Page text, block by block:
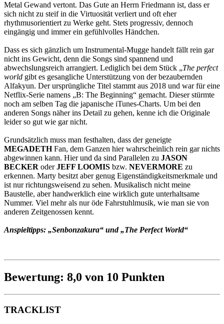
Metal Gewand vertont. Das Gute an Herrn Friedmann ist, dass er
sich nicht zu steif in die Virtuosität verliert und oft eher
rhythmusorientiert zu Werke geht. Stets progressiv, dennoch
eingängig und immer ein gefühlvolles Händchen.
Dass es sich gänzlich um Instrumental-Mugge handelt fällt rein gar
nicht ins Gewicht, denn die Songs sind spannend und
abwechslungsreich arrangiert. Lediglich bei dem Stück „The perfect
world gibt es gesangliche Unterstützung von der bezaubernden
Alfakyun. Der ursprüngliche Titel stammt aus 2018 und war für eine
Netflix-Serie namens „B: The Beginning“ gemacht. Dieser stürmte
noch am selben Tag die japanische iTunes-Charts. Um bei den
anderen Songs näher ins Detail zu gehen, kenne ich die Originale
leider so gut wie gar nicht.
Grundsätzlich muss man festhalten, dass der geneigte
MEGADETHFan, dem Ganzen hier wahrscheinlich rein gar nichts
abgewinnen kann. Hier und da sind Parallelen zu JASON
BECKER oderJEFF LOOMIS bzw. NEVERMORE zu
erkennen. Marty besitzt aber genug Eigenständigkeitsmerkmale und
ist nur richtungsweisend zu sehen. Musikalisch nicht meine
Baustelle, aber handwerklich eine wirklich gute unterhaltsame
Nummer. Viel mehr als nur öde Fahrstuhlmusik, wie man sie von
anderen Zeitgenossen kennt.
Anspieltipps: „Senbonzakura“ und „The Perfect World“
Bewertung: 8,0 von 10 Punkten
TRACKLIST